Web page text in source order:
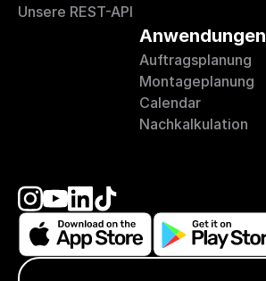
Unsere REST-API
Anwendungen
Auftragsplanung
Montageplanung
Calendar
Nachkalkulation